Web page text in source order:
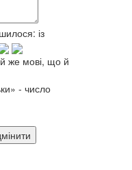
із
же мові, що й
- число